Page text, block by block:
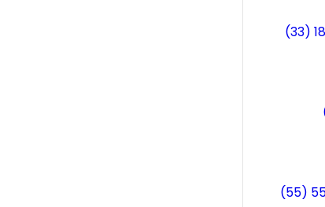
(33)
(55)